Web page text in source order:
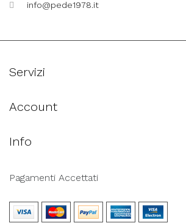
info@pede1978.it
Servizi
Account
Info
Pagamenti Accettati